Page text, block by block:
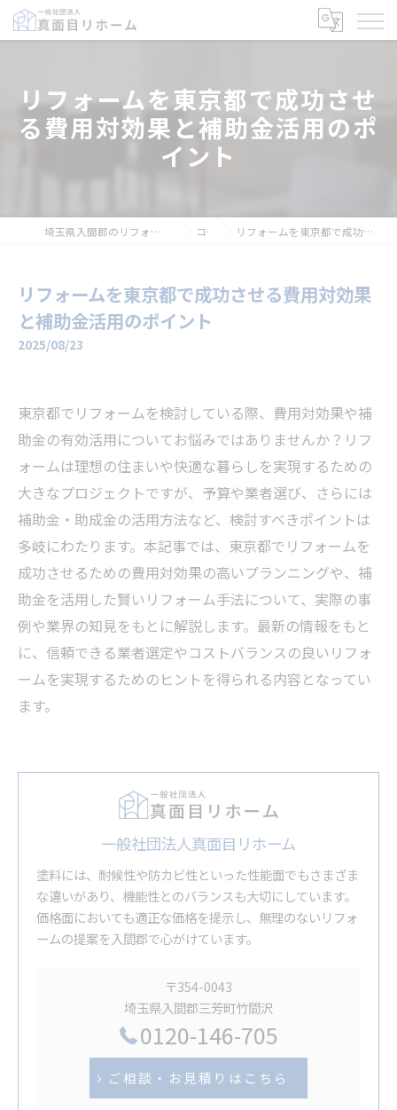
リフォームを東京都で成功させ
る費用対効果と補助金活用のポ
イント
埼玉県入間郡のリフォームなら一般社団法人真面目リホーム コラム リフォームを東京都で成功させる費用対効果と補助金活用のポイント
リフォームを東京都で成功させる費用対効果
と補助金活用のポイント
2025/08/23
東京都でリフォームを検討している際、費用対効果や補
助金の有効活用についてお悩みではありませんか？リフ
ォームは理想の住まいや快適な暮らしを実現するための
大きなプロジェクトですが、予算や業者選び、さらには
補助金・助成金の活用方法など、検討すべきポイントは
多岐にわたります。本記事では、東京都でリフォームを
成功させるための費用対効果の高いプランニングや、補
助金を活用した賢いリフォーム手法について、実際の事
例や業界の知見をもとに解説します。最新の情報をもと
に、信頼できる業者選定やコストバランスの良いリフォ
ームを実現するためのヒントを得られる内容となってい
ます。
一般社団法人真面目リホーム
塗料には、耐候性や防カビ性といった性能面でもさまざま
な違いがあり、機能性とのバランスも大切にしています。
価格面においても適正な価格を提示し、無理のないリフォ
ームの提案を入間郡で心がけています。
〒354-0043
埼玉県入間郡三芳町竹間沢
0120-146-705
ご相談・お見積りはこちら